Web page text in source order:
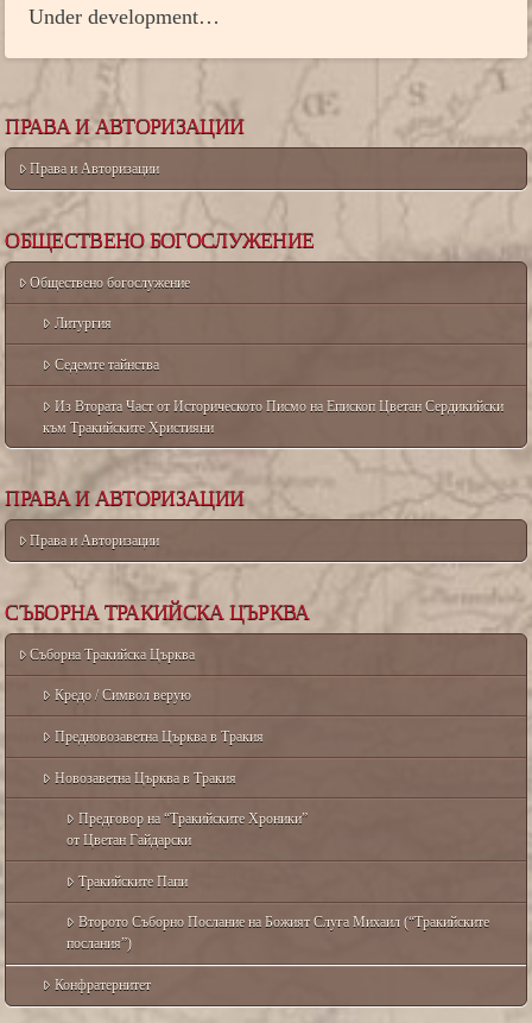
Under development…
ПРАВА И АВТОРИЗАЦИИ
Права и Авторизации
ОБЩЕСТВЕНО БОГОСЛУЖЕНИЕ
Обществено богослужение
Литургия
Седемте тайнства
Из Втората Част от Историческото Писмо на Епископ Цветан Сердикийски
към Тракийските Християни
ПРАВА И АВТОРИЗАЦИИ
Права и Авторизации
СЪБОРНА ТРАКИЙСКА ЦЪРКВА
Съборна Тракийска Църква
Кредо / Символ верую
Предновозаветна Църква в Тракия
Новозаветна Църква в Тракия
Предговор на “Тракийските Хроники”
от Цветан Гайдарски
Тракийските Папи
Второто Съборно Послание на Божият Слуга Михаил (“Тракийските
послания”)
Конфратернитет